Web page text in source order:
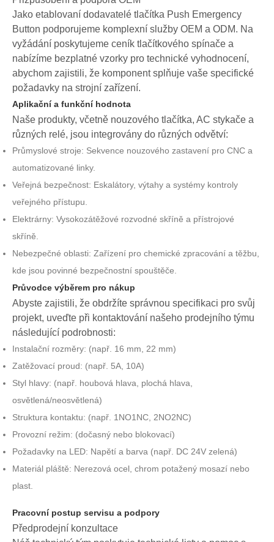
Jako etablovaní dodavatelé tlačítka Push Emergency
Button podporujeme komplexní služby OEM a ODM. Na
vyžádání poskytujeme ceník tlačítkového spínače a
nabízíme bezplatné vzorky pro technické vyhodnocení,
abychom zajistili, že komponent splňuje vaše specifické
požadavky na strojní zařízení.
Aplikační a funkční hodnota
Naše produkty, včetně nouzového tlačítka, AC stykače a
různých relé, jsou integrovány do různých odvětví:
Průmyslové stroje: Sekvence nouzového zastavení pro CNC a
automatizované linky.
Veřejná bezpečnost: Eskalátory, výtahy a systémy kontroly
veřejného přístupu.
Elektrárny: Vysokozátěžové rozvodné skříně a přístrojové
skříně.
Nebezpečné oblasti: Zařízení pro chemické zpracování a těžbu,
kde jsou povinné bezpečnostní spouštěče.
Průvodce výběrem pro nákup
Abyste zajistili, že obdržíte správnou specifikaci pro svůj
projekt, uveďte při kontaktování našeho prodejního týmu
následující podrobnosti:
Instalační rozměry: (např. 16 mm, 22 mm)
Zatěžovací proud: (např. 5A, 10A)
Styl hlavy: (např. houbová hlava, plochá hlava,
osvětlená/neosvětlená)
Struktura kontaktu: (např. 1NO1NC, 2NO2NC)
Provozní režim: (dočasný nebo blokovací)
Požadavky na LED: Napětí a barva (např. DC 24V zelená)
Materiál pláště: Nerezová ocel, chrom potažený mosazí nebo
plast.
Pracovní postup servisu a podpory
Předprodejní konzultace